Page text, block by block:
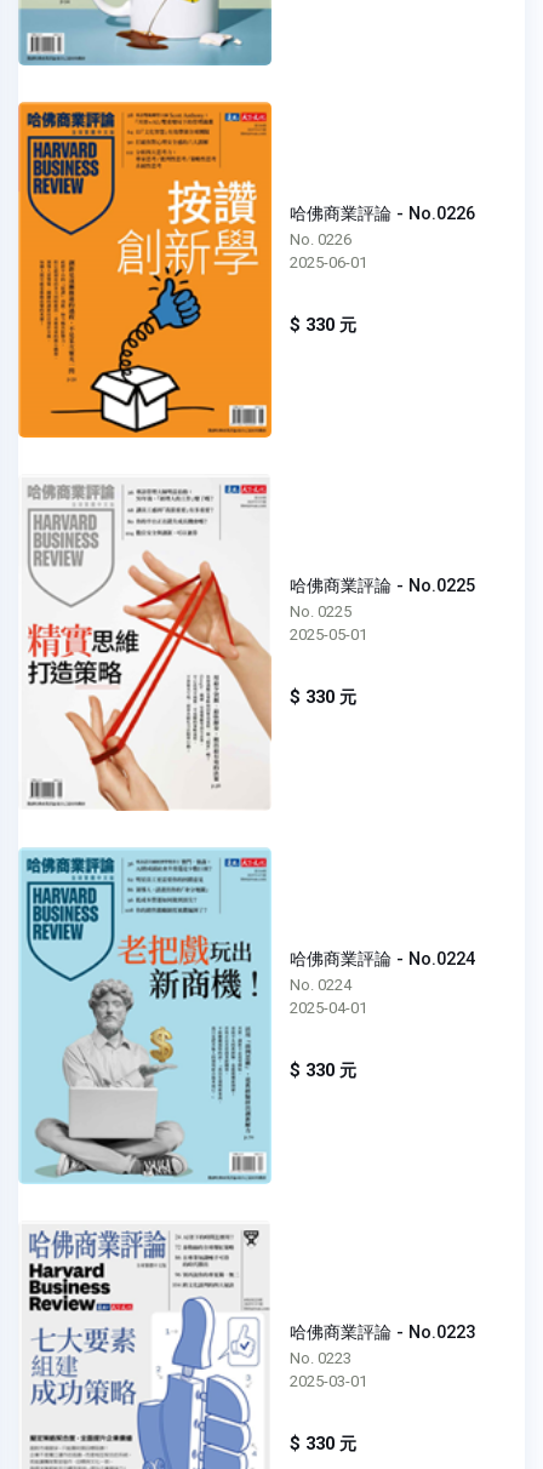
哈佛商業評論 - No.0226
No. 0226
2025-06-01
$ 330 元
哈佛商業評論 - No.0225
No. 0225
2025-05-01
$ 330 元
哈佛商業評論 - No.0224
No. 0224
2025-04-01
$ 330 元
哈佛商業評論 - No.0223
No. 0223
2025-03-01
$ 330 元